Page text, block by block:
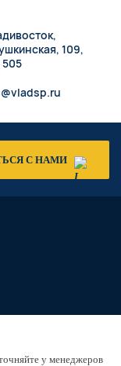
109,
С НАМИ
у менеджеров